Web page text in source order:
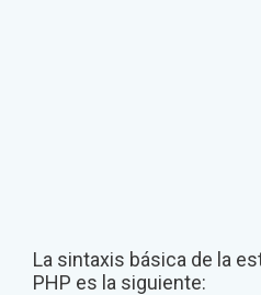
La sintaxis básica de la
PHP es la siguiente: